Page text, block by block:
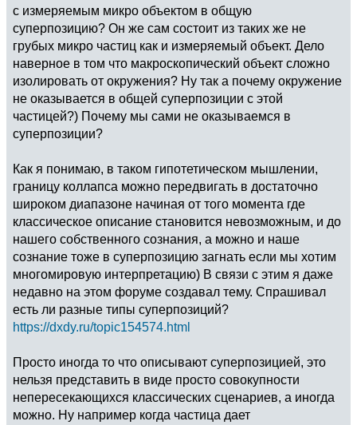
с измеряемым микро объектом в общую
суперпозицию? Он же сам состоит из таких же не
грубых микро частиц как и измеряемый объект. Дело
наверное в том что макроскопический объект сложно
изолировать от окружения? Ну так а почему окружение
не оказывается в общей суперпозиции с этой
частицей?) Почему мы сами не оказываемся в
суперпозиции?
Как я понимаю, в таком гипотетическом мышлении,
границу коллапса можно передвигать в достаточно
широком диапазоне начиная от того момента где
классическое описание становится невозможным, и до
нашего собственного сознания, а можно и наше
сознание тоже в суперпозицию загнать если мы хотим
многомировую интерпретацию) В связи с этим я даже
недавно на этом форуме создавал тему. Спрашивал
есть ли разные типы суперпозиций?
https://dxdy.ru/topic154574.html
Просто иногда то что описывают суперпозицией, это
нельзя представить в виде просто совокупности
непересекающихся классических сценариев, а иногда
можно. Ну например когда частица дает